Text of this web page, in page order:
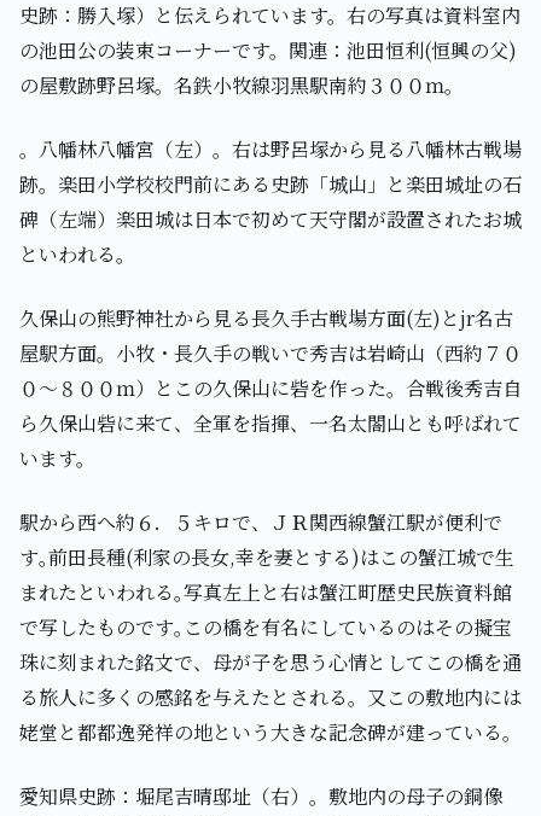
史跡：勝入塚）と伝えられています。右の写真は資料室内
の池田公の装束コーナーです。関連：池田恒利(恒興の父)
の屋敷跡野呂塚。名鉄小牧線羽黒駅南約３００ｍ。
。八幡林八幡宮（左）。右は野呂塚から見る八幡林古戦場
跡。楽田小学校校門前にある史跡「城山」と楽田城址の石
碑（左端）楽田城は日本で初めて天守閣が設置されたお城
といわれる。
久保山の熊野神社から見る長久手古戦場方面(左)とjr名古
屋駅方面。小牧・長久手の戦いで秀吉は岩崎山（西約７０
０～８００ｍ）とこの久保山に砦を作った。合戦後秀吉自
ら久保山砦に来て、全軍を指揮、一名太閤山とも呼ばれて
います。
駅から西へ約６．５キロで、ＪＲ関西線蟹江駅が便利で
す｡前田長種(利家の長女,幸を妻とする)はこの蟹江城で生
まれたといわれる｡写真左上と右は蟹江町歴史民族資料館
で写したものです｡この橋を有名にしているのはその擬宝
珠に刻まれた銘文で、母が子を思う心情としてこの橋を通
る旅人に多くの感銘を与えたとされる。又この敷地内には
姥堂と都都逸発祥の地という大きな記念碑が建っている。
愛知県史跡：堀尾吉晴邸址（右）。敷地内の母子の銅像